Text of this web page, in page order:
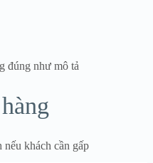
đúng như mô tả
nếu khách cần gấp